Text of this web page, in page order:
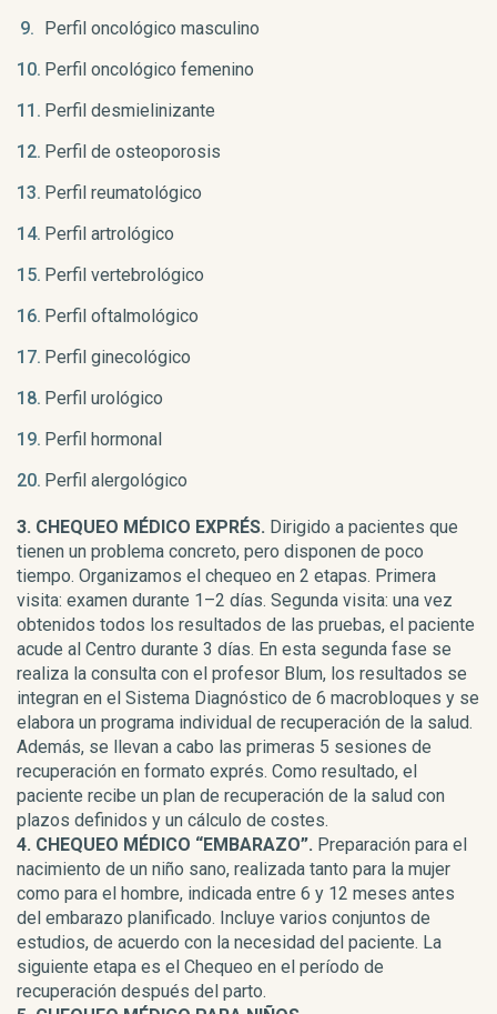
Perfil oncológico masculino
Perfil oncológico femenino
Perfil desmielinizante
Perfil de osteoporosis
Perfil reumatológico
Perfil artrológico
Perfil vertebrológico
Perfil oftalmológico
Perfil ginecológico
Perfil urológico
Perfil hormonal
Perfil alergológico
3. CHEQUEO MÉDICO EXPRÉS. Dirigido a pacientes que
tienen un problema concreto, pero disponen de poco
tiempo. Organizamos el chequeo en 2 etapas. Primera
visita: examen durante 1–2 días. Segunda visita: una vez
obtenidos todos los resultados de las pruebas, el paciente
acude al Centro durante 3 días. En esta segunda fase se
realiza la consulta con el profesor Blum, los resultados se
integran en el Sistema Diagnóstico de 6 macrobloques y se
elabora un programa individual de recuperación de la salud.
Además, se llevan a cabo las primeras 5 sesiones de
recuperación en formato exprés. Como resultado, el
paciente recibe un plan de recuperación de la salud con
plazos definidos y un cálculo de costes.
4. CHEQUEO MÉDICO “EMBARAZO”. Preparación para el
nacimiento de un niño sano, realizada tanto para la mujer
como para el hombre, indicada entre 6 y 12 meses antes
del embarazo planificado. Incluye varios conjuntos de
estudios, de acuerdo con la necesidad del paciente. La
siguiente etapa es el Chequeo en el período de
recuperación después del parto.